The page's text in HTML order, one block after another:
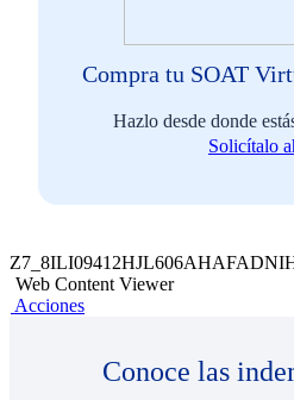
Compra tu SOAT
Hazlo desde donde
Solicítalo
Web Content Viewer
Acciones
Conoce las